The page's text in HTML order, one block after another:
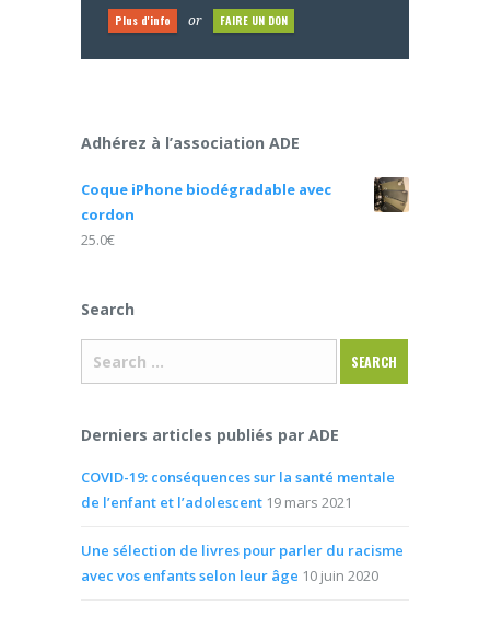
Plus d'info or FAIRE UN DON
Adhérez à l’association ADE
Coque iPhone biodégradable avec
cordon
25.0€
Search
Derniers articles publiés par ADE
COVID-19: conséquences sur la santé mentale
de l’enfant et l’adolescent 19 mars 2021
Une sélection de livres pour parler du racisme
avec vos enfants selon leur âge 10 juin 2020